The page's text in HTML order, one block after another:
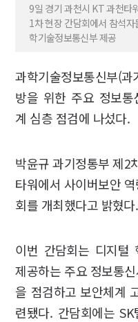
9일 경기 과천시 KT 과천타
1차 현장 간담회에서 참석
학기술정보통신부 제공
과학기술정보통신부(
방을 위한 주요 정보통
계 심층 점검에 나섰다.
박윤규 과기정통부 제2
타워에서 사이버보안
회를 개최했다고 밝혔다.
이번 간담회는 디지털
제공하는 주요 정보통
을 점검하고 보안체계
련됐다. 간담회에는